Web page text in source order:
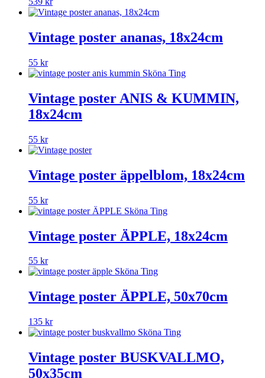
Vintage poster ananas, 18x24cm
55 kr
Vintage poster ANIS & KUMMIN,
18x24cm
55 kr
Vintage poster äppelblom, 18x24cm
55 kr
Vintage poster ÄPPLE, 18x24cm
55 kr
Vintage poster ÄPPLE, 50x70cm
135 kr
Vintage poster BUSKVALLMO,
50x35cm